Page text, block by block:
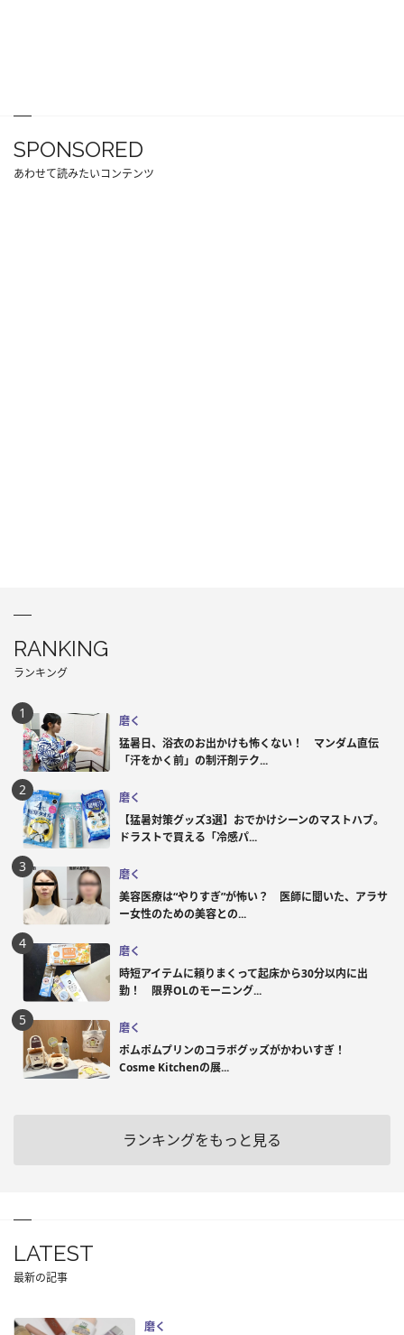
SPONSORED
あわせて読みたいコンテンツ
RANKING
ランキング
磨く
猛暑日、浴衣のお出かけも怖くない！ マンダム直伝
「汗をかく前」の制汗剤テク...
磨く
【猛暑対策グッズ3選】おでかけシーンのマストハブ。
ドラストで買える「冷感パ...
磨く
美容医療は“やりすぎ”が怖い？ 医師に聞いた、アラサ
ー女性のための美容との...
磨く
時短アイテムに頼りまくって起床から30分以内に出
勤！ 限界OLのモーニング...
磨く
ポムポムプリンのコラボグッズがかわいすぎ！
Cosme Kitchenの展...
ランキングをもっと見る
LATEST
最新の記事
磨く